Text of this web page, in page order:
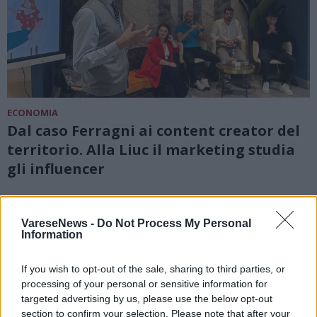
VareseNews - Do Not Process My Personal
Information
If you wish to opt-out of the sale, sharing to third parties, or
processing of your personal or sensitive information for
targeted advertising by us, please use the below opt-out
section to confirm your selection. Please note that after your
ECONOMIA
Dal caso Ferragni ai content creator del
territorio. Alla Liuc il marketing studia
gli influencer